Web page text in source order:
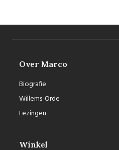
Over Marco
Biografie
Willems-Orde
Lezingen
Winkel